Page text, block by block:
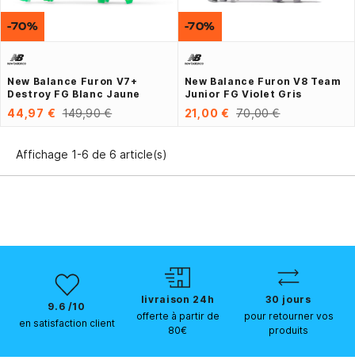
New Balance Furon V7+
Destroy FG Blanc Jaune
44,97 € 149,90 €
-70%
New Balance Furon V8 Team
Junior FG Violet Gris
21,00 € 70,00 €
-70%
Affichage 1-6 de 6 article(s)
9.6 /10
en satisfaction client
livraison 24h
offerte à partir de
80€
30 jours
pour retourner vos
produits